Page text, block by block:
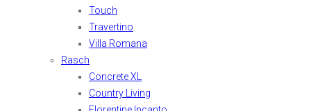
Touch
Travertino
Villa Romana
Rasch
Concrete XL
Country Living